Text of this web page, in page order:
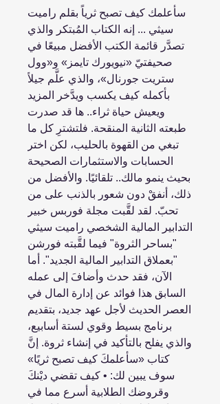
سأعلمك كيف تصبح ثرياً بقلم راميت
سيثي ... إنه الكتاب المُبتكر والذي
تصدَّر قائمة الكتب الأفضل مبيعًا في
صحيفتيّ «نيويورك تايمز» و«وول
ستريت جورنال»، والذي علَّم جيلاً
بأكمله كيف يكسب ويدَّخر المزيد
ويعيش حياة ثراء.. ها قد صدرت
طبعته الثانية المنقحة. فلتشترِ كل ما
تبغي من القهوة بالحليب، لكن اختر
الحسابات والاستثمارات الصحيحة
بحيث ينمو مالك.. تلقائيًا. والأفضل من
ذلك، أنفقْ دون شعور بالذنب على من
تحبّ. لقد لقَّبت مجلة فوربس خبير
التدابير المالية الشخصي راميت سيثي
"بساحر الثروة" فيما لقَّبته فورشن
"بعملاق التدابير المالية الجديد". أما
الآن، فقد حدث وأضافَ إلى عمله
السابق هذا فوائد عن إدارة المال في
العصر الحديث لأجل عهد جديد، بتقديم
برنامج بسيط وقوي لستة أسابيع،
والذي يفلح بالتأكيد في إنشاء ثروة. إنَّ
كتاب «سأعلمكَ كيف تصبح ثريًا»
سوف يبين لك: • كيف تقضي ديْنكَ
وقروضك الطلابية أسرع مما في